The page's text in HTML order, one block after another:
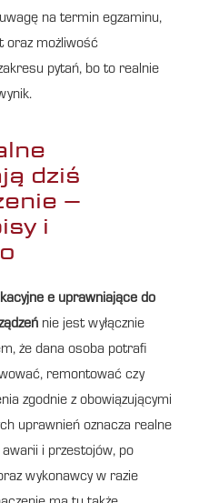
na termin egzaminu,
oraz możliwość
pytań, bo to realnie
dziś
–
i
e uprawniające do
nie jest wyłącznie
że dana osoba potrafi
remontować czy
zgodnie z obowiązującymi
uprawnień oznacza realne
awarii i przestojów, po
wykonawcy w razie